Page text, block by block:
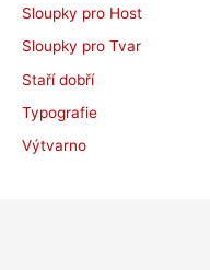
Sloupky pro Host
Sloupky pro Tvar
Staří dobří
Typografie
Výtvarno